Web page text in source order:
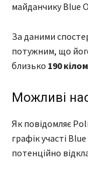
майданчику Blue
За даними
потужним, що
близько 190
Можливі
Як повідомляє
графік участі
потенційно